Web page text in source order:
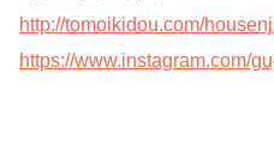
http://tomoikidou.com/
https://www.instagram.com/